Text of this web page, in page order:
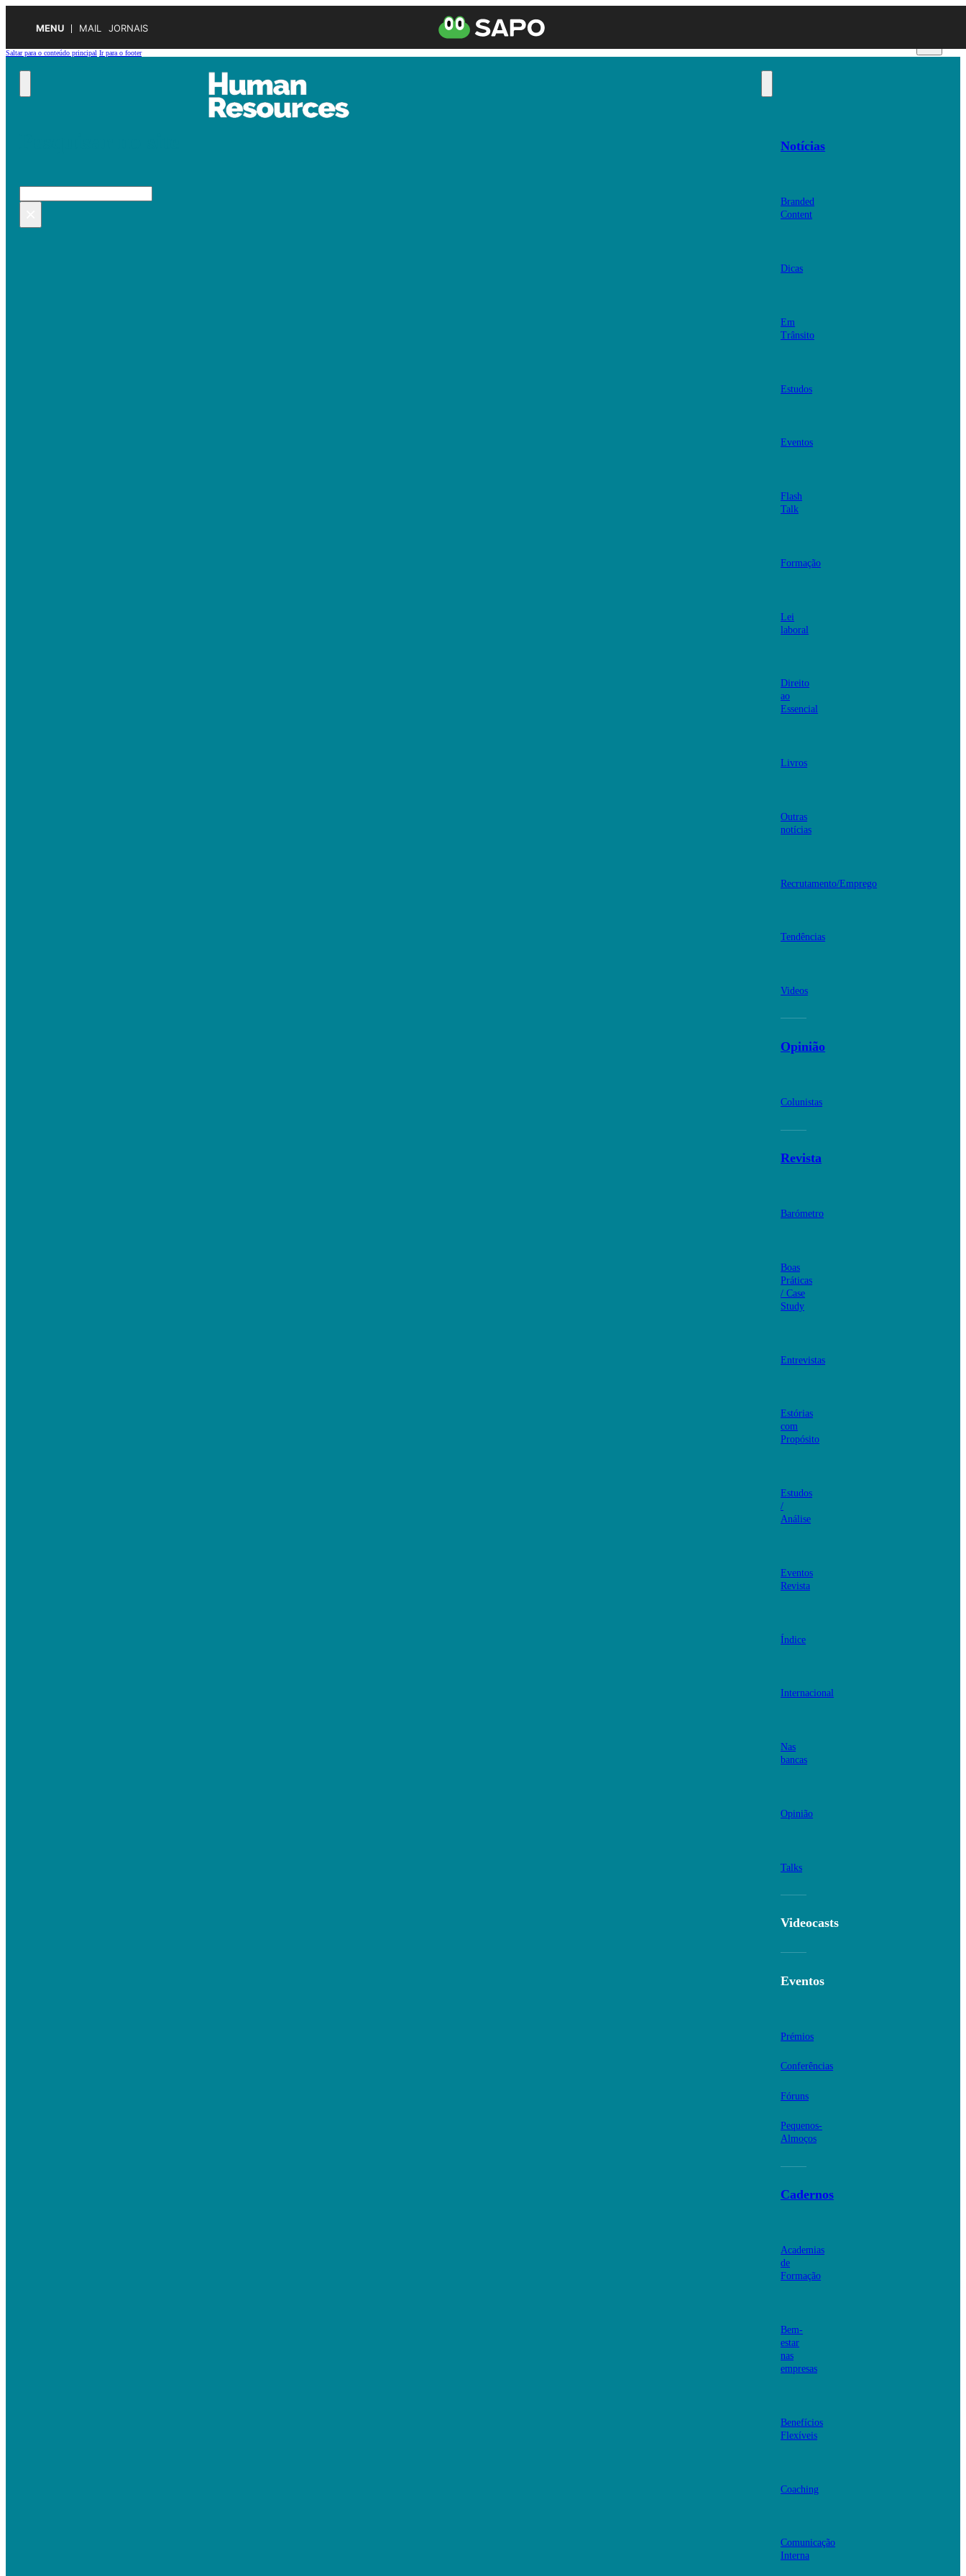
MENU MAIL JORNAIS
Saltar para o conteúdo principal Ir para o footer
Pesquisar
Notícias
Branded
Content
Dicas
Em
Trânsito
Estudos
Eventos
Flash
Talk
Formação
Lei
laboral
Direito
ao
Essencial
Livros
Outras
notícias
Recrutamento/Emprego
Tendências
Videos
Opinião
Colunistas
Revista
Barómetro
Boas
Práticas
/ Case
Study
Entrevistas
Estórias
com
Propósito
Estudos
/
Análise
Eventos
Revista
Índice
Internacional
Nas
bancas
Opinião
Talks
Videocasts
Eventos
Prémios
Conferências
Fóruns
Pequenos-
Almoços
Cadernos
Academias
de
Formação
Bem-
estar
nas
empresas
Benefícios
Flexíveis
Coaching
Comunicação
Interna